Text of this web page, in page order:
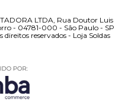
LTDA, Rua Doutor Luis
- 04781-000 - São Paulo - SP
reservados - Loja Soldas